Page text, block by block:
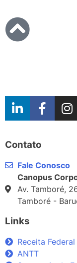
Contato
Fale Conosco
Canopus
Av. Tamboré,
Tamboré -
Links
Receita Federal
ANTT